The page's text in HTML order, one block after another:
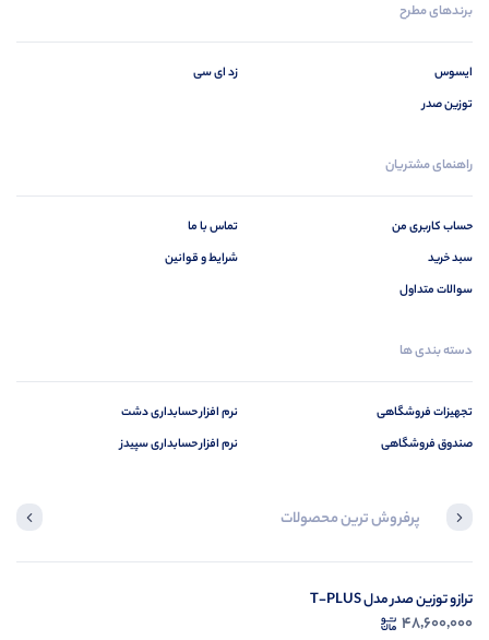
برندهای مطرح
ایسوس
توزین صدر
زد ای سی
راهنمای مشتریان
حساب کاربری من
سبد خرید
سوالات متداول
تماس با ما
شرایط و قوانین
دسته بندی ها
تجهیزات فروشگاهی
صندوق فروشگاهی
نرم افزار حسابداری دشت
نرم افزار حسابداری سپیدز
پرفروش ترین محصولات
ترازو توزین صدر مدل T-PLUS
48,600,000
در حال بارگیری ...
مشاهده محصولات